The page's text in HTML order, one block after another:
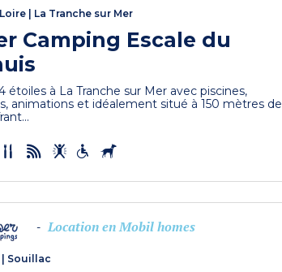
La Tranche sur Mer
Camping Escale du
étoiles à La Tranche sur Mer avec piscines,
animations et idéalement situé à 150 mètres de
- Location en Mobil homes
Souillac